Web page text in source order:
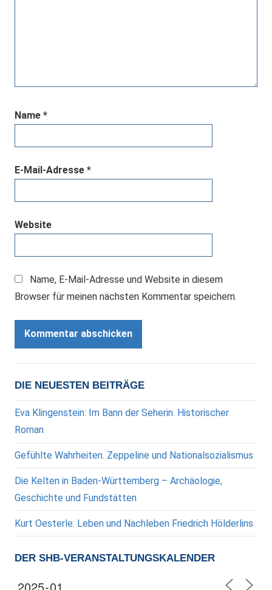
Name *
E-Mail-Adresse *
Website
Name, E-Mail-Adresse und Website in diesem
Browser für meinen nächsten Kommentar speichern.
DIE NEUESTEN BEITRÄGE
Eva Klingenstein: Im Bann der Seherin. Historischer
Roman
Gefühlte Wahrheiten. Zeppeline und Nationalsozialismus
Die Kelten in Baden-Württemberg – Archäologie,
Geschichte und Fundstätten
Kurt Oesterle: Leben und Nachleben Friedrich Hölderlins
DER SHB-VERANSTALTUNGSKALENDER